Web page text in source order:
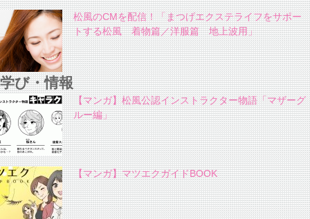
松風のCMを配信！「まつげエクステライフをサポー
トする松風 着物篇／洋服篇 地上波用」
学び・情報
【マンガ】松風公認インストラクター物語「マザーグ
ルー編」
【マンガ】マツエクガイドBOOK